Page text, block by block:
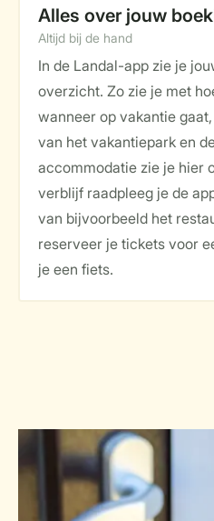
Alles over jouw
Altijd bij de hand
In de Landal-app zie je
overzicht. Zo zie je met
wanneer op vakantie
van het vakantiepark en
accommodatie zie je hier
verblijf raadpleeg je de
van bijvoorbeeld het
reserveer je tickets voor
je een fiets.